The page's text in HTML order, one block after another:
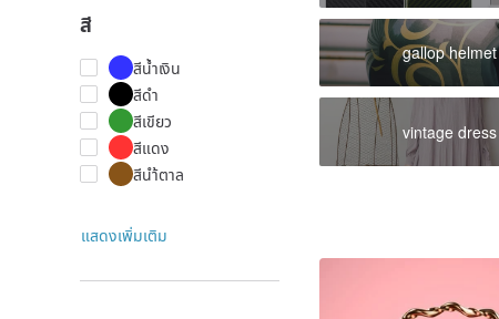
สี
สีน้ำเงิน
สีดำ
สีเขียว
สีแดง
สีนำ้ตาล
แสดงเพิ่มเติม
gallop helmet
vintage dress